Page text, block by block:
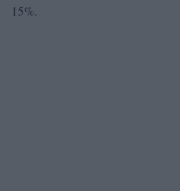
15%.